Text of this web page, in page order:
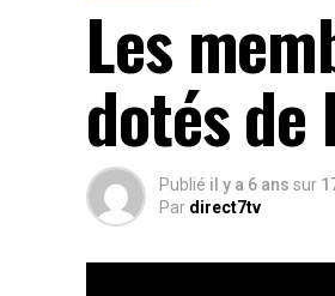
Les
dotés de
Publié il y a 6 ans sur
Par direct7tv